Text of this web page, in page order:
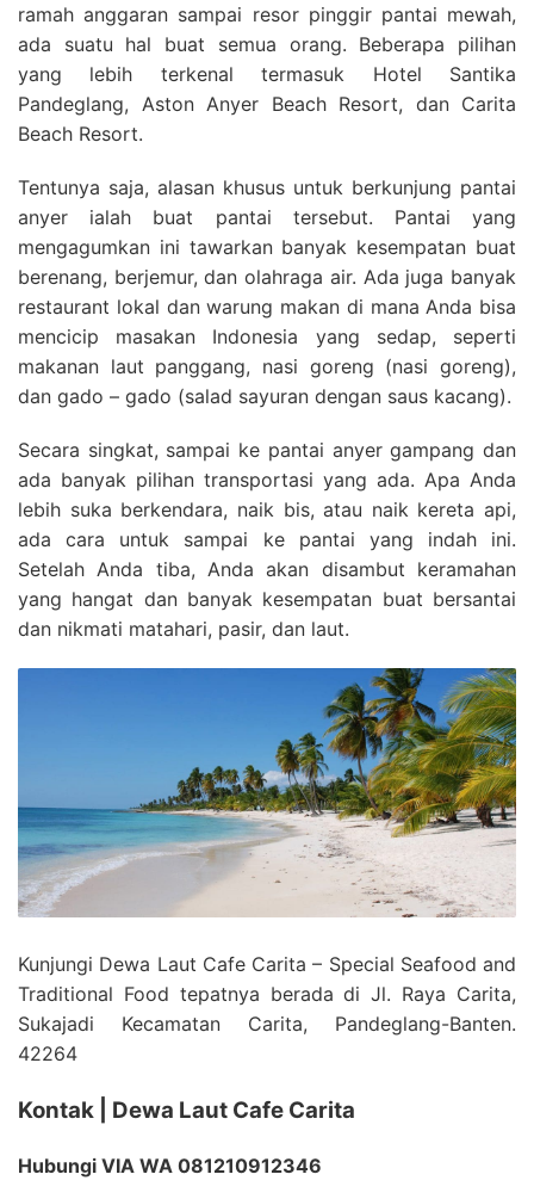
ramah anggaran sampai resor pinggir pantai mewah,
ada suatu hal buat semua orang. Beberapa pilihan
yang lebih terkenal termasuk Hotel Santika
Pandeglang, Aston Anyer Beach Resort, dan Carita
Beach Resort.
Tentunya saja, alasan khusus untuk berkunjung pantai
anyer ialah buat pantai tersebut. Pantai yang
mengagumkan ini tawarkan banyak kesempatan buat
berenang, berjemur, dan olahraga air. Ada juga banyak
restaurant lokal dan warung makan di mana Anda bisa
mencicip masakan Indonesia yang sedap, seperti
makanan laut panggang, nasi goreng (nasi goreng),
dan gado – gado (salad sayuran dengan saus kacang).
Secara singkat, sampai ke pantai anyer gampang dan
ada banyak pilihan transportasi yang ada. Apa Anda
lebih suka berkendara, naik bis, atau naik kereta api,
ada cara untuk sampai ke pantai yang indah ini.
Setelah Anda tiba, Anda akan disambut keramahan
yang hangat dan banyak kesempatan buat bersantai
dan nikmati matahari, pasir, dan laut.
Kunjungi Dewa Laut Cafe Carita – Special Seafood and
Traditional Food tepatnya berada di Jl. Raya Carita,
Sukajadi Kecamatan Carita, Pandeglang-Banten.
42264
Kontak | Dewa Laut Cafe Carita
Hubungi VIA WA 081210912346